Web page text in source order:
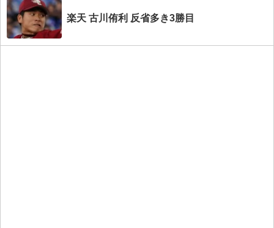
楽天 古川侑利 反省多き3勝目